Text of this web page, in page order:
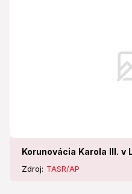
Korunovácia Karola III. v
Zdroj: TASR/AP